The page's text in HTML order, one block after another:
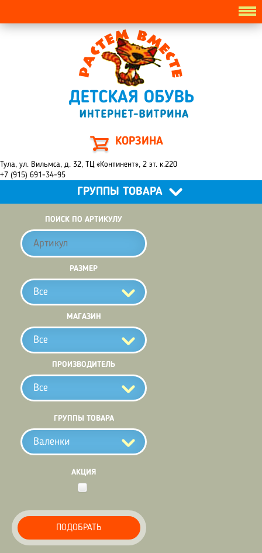
КОРЗИНА
Тула, ул. Вильмса, д. 32, ТЦ «Континент», 2 эт. к.220
+7 (915) 691-34-95
ГРУППЫ ТОВАРА
ПОИСК ПО АРТИКУЛУ
РАЗМЕР
Все
МАГАЗИН
Все
ПРОИЗВОДИТЕЛЬ
Все
ГРУППЫ ТОВАРА
Валенки
АКЦИЯ
ПОДОБРАТЬ